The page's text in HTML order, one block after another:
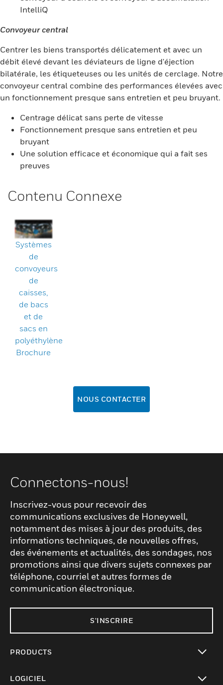
IntelliQ
Convoyeur central
Centrer les biens transportés délicatement et avec un
débit élevé devant les déviateurs de ligne d'éjection
bilatérale, les étiqueteuses ou les unités de cerclage. Notre
convoyeur central combine des performances élevées avec
un fonctionnement presque sans entretien et peu bruyant.
Centrage délicat sans perte de vitesse
Fonctionnement presque sans entretien et peu
bruyant
Une solution efficace et économique qui a fait ses
preuves
Contenu Connexe
Systèmes
de
convoyeurs
de
caisses,
de bacs
et de
sacs en
polyéthylène
Brochure
NOUS CONTACTER
Connectons-nous!
Inscrivez-vous pour recevoir des
communications exclusives de Honeywell,
notamment des mises à jour des produits, des
informations techniques, de nouvelles offres,
des événements et actualités, des sondages, nos
promotions ainsi que divers sujets connexes par
téléphone, courriel et autres formes de
communication électronique.
S'INSCRIRE
PRODUCTS
LOGICIEL